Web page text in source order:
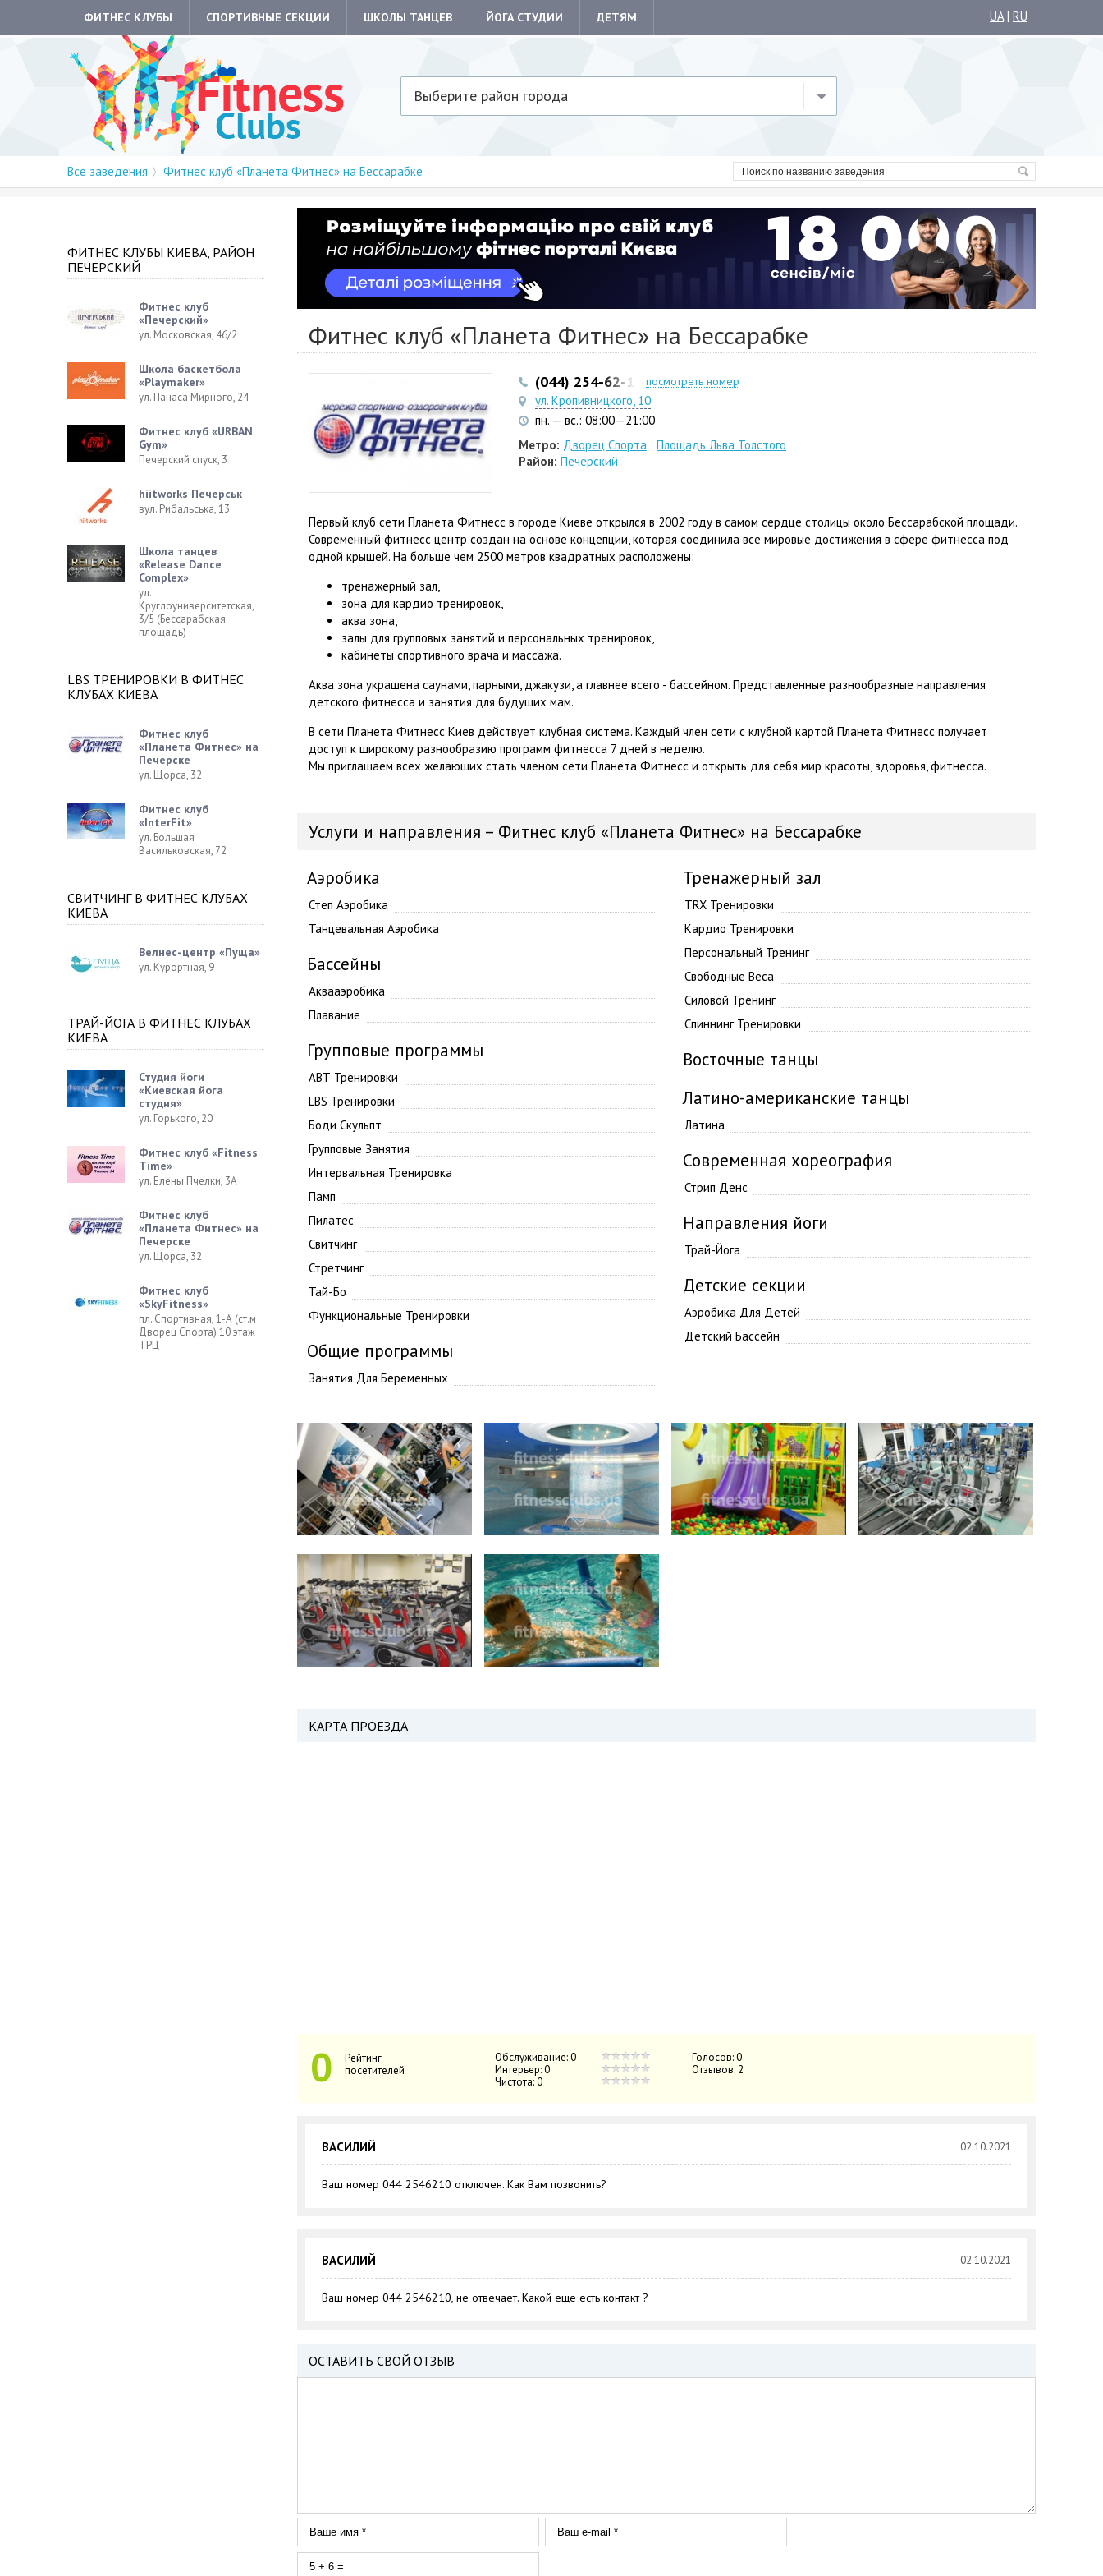
ФИТНЕС КЛУБЫ СПОРТИВНЫЕ СЕКЦИИ ШКОЛЫ ТАНЦЕВ ЙОГА СТУДИИ ДЕТЯМ UA| RU
Выберите район города
Все заведения Фитнес клуб «Планета Фитнес» на Бессарабке
Фитнес клуб «Планета Фитнес» на Бессарабке
(044) 254-62-10 посмотреть номер
ул. Кропивницкого, 10
пн. — вс.: 08:00—21:00
Метро: Дворец Спорта
Площадь Льва Толстого
Район: Печерский
Первый клуб сети Планета Фитнесс в городе Киеве открылся в 2002 году в самом сердце столицы около Бессарабской площади.
Современный фитнесс центр создан на основе концепции, которая соединила все мировые достижения в сфере фитнесса под
одной крышей. На больше чем 2500 метров квадратных расположены:
тренажерный зал,
зона для кардио тренировок,
аква зона,
залы для групповых занятий и персональных тренировок,
кабинеты спортивного врача и массажа.
Аква зона украшена саунами, парными, джакузи, а главнее всего - бассейном. Представленные разнообразные направления
детского фитнесса и занятия для будущих мам.
В сети Планета Фитнесс Киев действует клубная система. Каждый член сети с клубной картой Планета Фитнесс получает
доступ к широкому разнообразию программ фитнесса 7 дней в неделю.
Мы приглашаем всех желающих стать членом сети Планета Фитнесс и открыть для себя мир красоты, здоровья, фитнесса.
Услуги и направления – Фитнес клуб «Планета Фитнес» на Бессарабке
Аэробика
Степ Аэробика
Танцевальная Аэробика
Бассейны
Аквааэробика
Плавание
Групповые программы
ABT Тренировки
LBS Тренировки
Боди Скульпт
Групповые Занятия
Интервальная Тренировка
Памп
Пилатес
Свитчинг
Стретчинг
Тай-Бо
Функциональные Тренировки
Общие программы
Занятия Для Беременных
Тренажерный зал
TRX Тренировки
Кардио Тренировки
Персональный Тренинг
Свободные Веса
Силовой Тренинг
Спиннинг Тренировки
Восточные танцы
Латино-американские танцы
Латина
Современная хореография
Стрип Денс
Направления йоги
Трай-Йога
Детские секции
Аэробика Для Детей
Детский Бассейн
КАРТА ПРОЕЗДА
0
Рейтинг
посетителей
Обслуживание:0
Интерьер:0
Чистота:0
Голосов:0
Отзывов: 2
ВАСИЛИЙ 02.10.2021
Ваш номер 044 2546210 отключен. Как Вам позвонить?
ВАСИЛИЙ 02.10.2021
Ваш номер 044 2546210, не отвечает. Какой еще есть контакт ?
ОСТАВИТЬ СВОЙ ОТЗЫВ
ФИТНЕС КЛУБЫ КИЕВА, РАЙОН
ПЕЧЕРСКИЙ
Фитнес клуб
«Печерский»
ул. Московская, 46/2
Школа баскетбола
«Playmaker»
ул. Панаса Мирного, 24
Фитнес клуб «URBAN
Gym»
Печерский спуск, 3
hiitworks Печерськ
вул. Рибальська, 13
Школа танцев
«Release Dance
Complex»
ул.
Круглоуниверситетская,
3/5 (Бессарабская
площадь)
LBS ТРЕНИРОВКИ В ФИТНЕС
КЛУБАХ КИЕВА
Фитнес клуб
«Планета Фитнес» на
Печерске
ул. Щорса, 32
Фитнес клуб
«InterFit»
ул. Большая
Васильковская, 72
СВИТЧИНГ В ФИТНЕС КЛУБАХ
КИЕВА
Велнес-центр «Пуща»
ул. Курортная, 9
ТРАЙ-ЙОГА В ФИТНЕС КЛУБАХ
КИЕВА
Студия йоги
«Киевская йога
студия»
ул. Горького, 20
Фитнес клуб «Fitness
Time»
ул. Елены Пчелки, 3А
Фитнес клуб
«Планета Фитнес» на
Печерске
ул. Щорса, 32
Фитнес клуб
«SkyFitness»
пл. Спортивная, 1-А (ст.м
Дворец Спорта) 10 этаж
ТРЦ